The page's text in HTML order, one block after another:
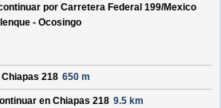
por Carretera Federal 199/Mexico
- Ocosingo
Chiapas 218 650 m
en Chiapas 218 9.5 km